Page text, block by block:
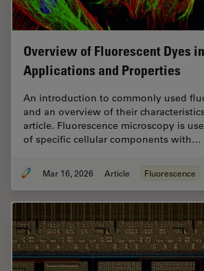
Overview of Fluorescent Dyes
Applications and Properties
An introduction to commonly used
and an overview of their
article. Fluorescence microscopy is
of specific cellular components with…
Mar 16, 2026 Article Fluorescence